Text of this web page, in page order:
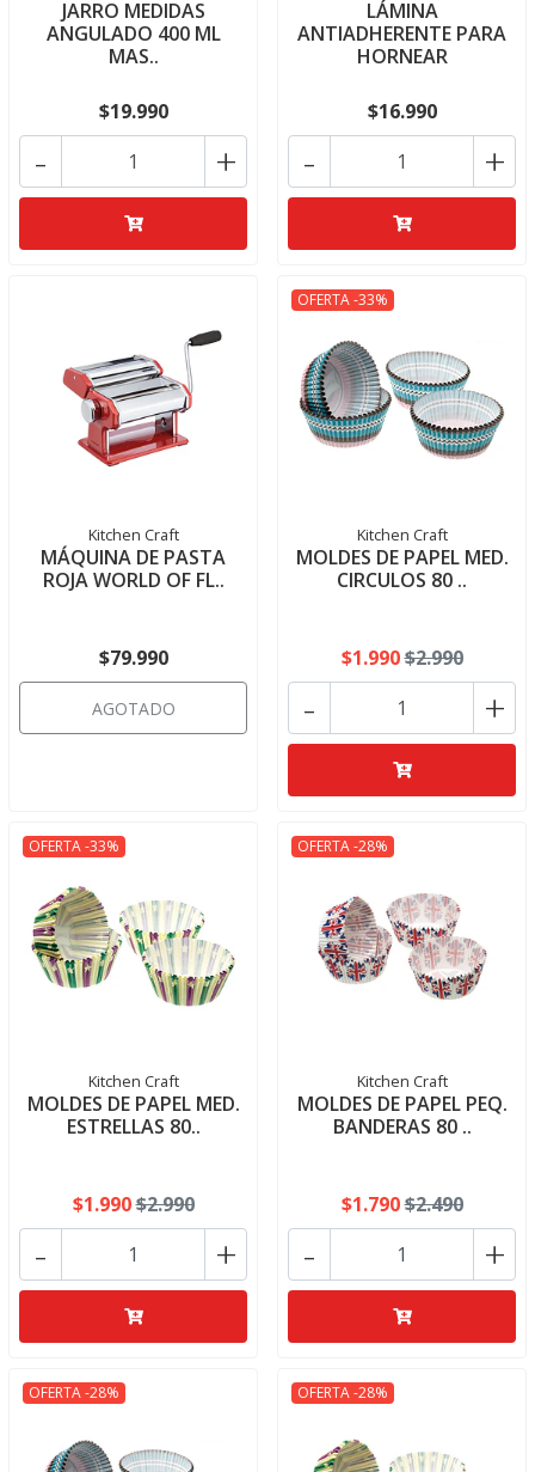
JARRO MEDIDAS
ANGULADO 400 ML
MAS..
$19.990
+
-
LÁMINA
ANTIADHERENTE PARA
HORNEAR
$16.990
+
-
Kitchen Craft
MÁQUINA DE PASTA
ROJA WORLD OF FL..
$79.990
AGOTADO
OFERTA -33%
Kitchen Craft
MOLDES DE PAPEL MED.
CIRCULOS 80 ..
$1.990$2.990
+
-
OFERTA -33%
Kitchen Craft
MOLDES DE PAPEL MED.
ESTRELLAS 80..
$1.990$2.990
+
-
OFERTA -28%
Kitchen Craft
MOLDES DE PAPEL PEQ.
BANDERAS 80 ..
$1.790$2.490
+
-
OFERTA -28% OFERTA -28%